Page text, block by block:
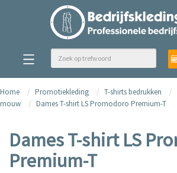
Home Promotiekleding T-shirts bedrukken
mouw
Dames T-shirt LS Promodoro Premium-T
Dames T-shirt LS
Premium-T